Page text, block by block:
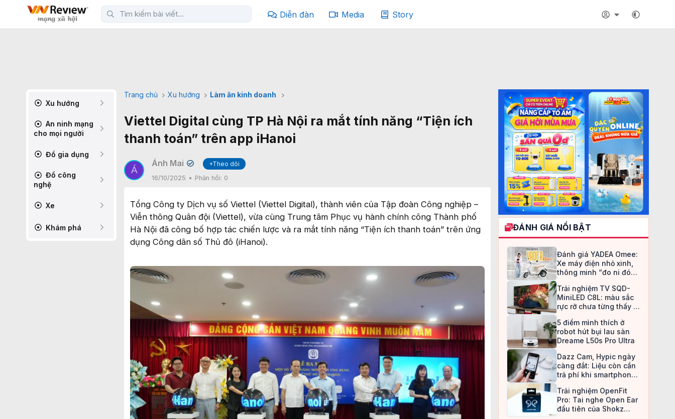
Diễn đàn Media Story
Xu hướng
An ninh mạng
cho mọi người
Đồ gia dụng
Đồ công
nghệ
Xe
Khám phá
Trang chủ Xu hướng Làm ăn kinh doanh
Viettel Digital cùng TP Hà Nội ra mắt tính năng “Tiện ích
thanh toán” trên app iHanoi
Á
Ánh Mai ✔
+Theo dõi
16/10/2025
Phản hồi: 0
Tổng Công ty Dịch vụ số Viettel (Viettel Digital), thành viên của Tập đoàn Công nghiệp –
Viễn thông Quân đội (Viettel), vừa cùng Trung tâm Phục vụ hành chính công Thành phố
Hà Nội đã công bố hợp tác chiến lược và ra mắt tính năng “Tiện ích thanh toán” trên ứng
dụng Công dân số Thủ đô (iHanoi).
ĐÁNH GIÁ NỔI BẬT
Đánh giá YADEA Omee:
Xe máy điện nhỏ xinh,
thông minh “đo ni đóng
Trải nghiệm TV SQD-
MiniLED C8L: màu sắc
rực rỡ chưa từng thấy ở
5 điểm mình thích ở
robot hút bụi lau sàn
Dreame L50s Pro Ultra
Dazz Cam, Hypic ngày
càng đắt: Liệu còn cần
trả phí khi smartphone
Trải nghiệm OpenFit
Pro: Tai nghe Open Ear
đầu tiên của Shokz